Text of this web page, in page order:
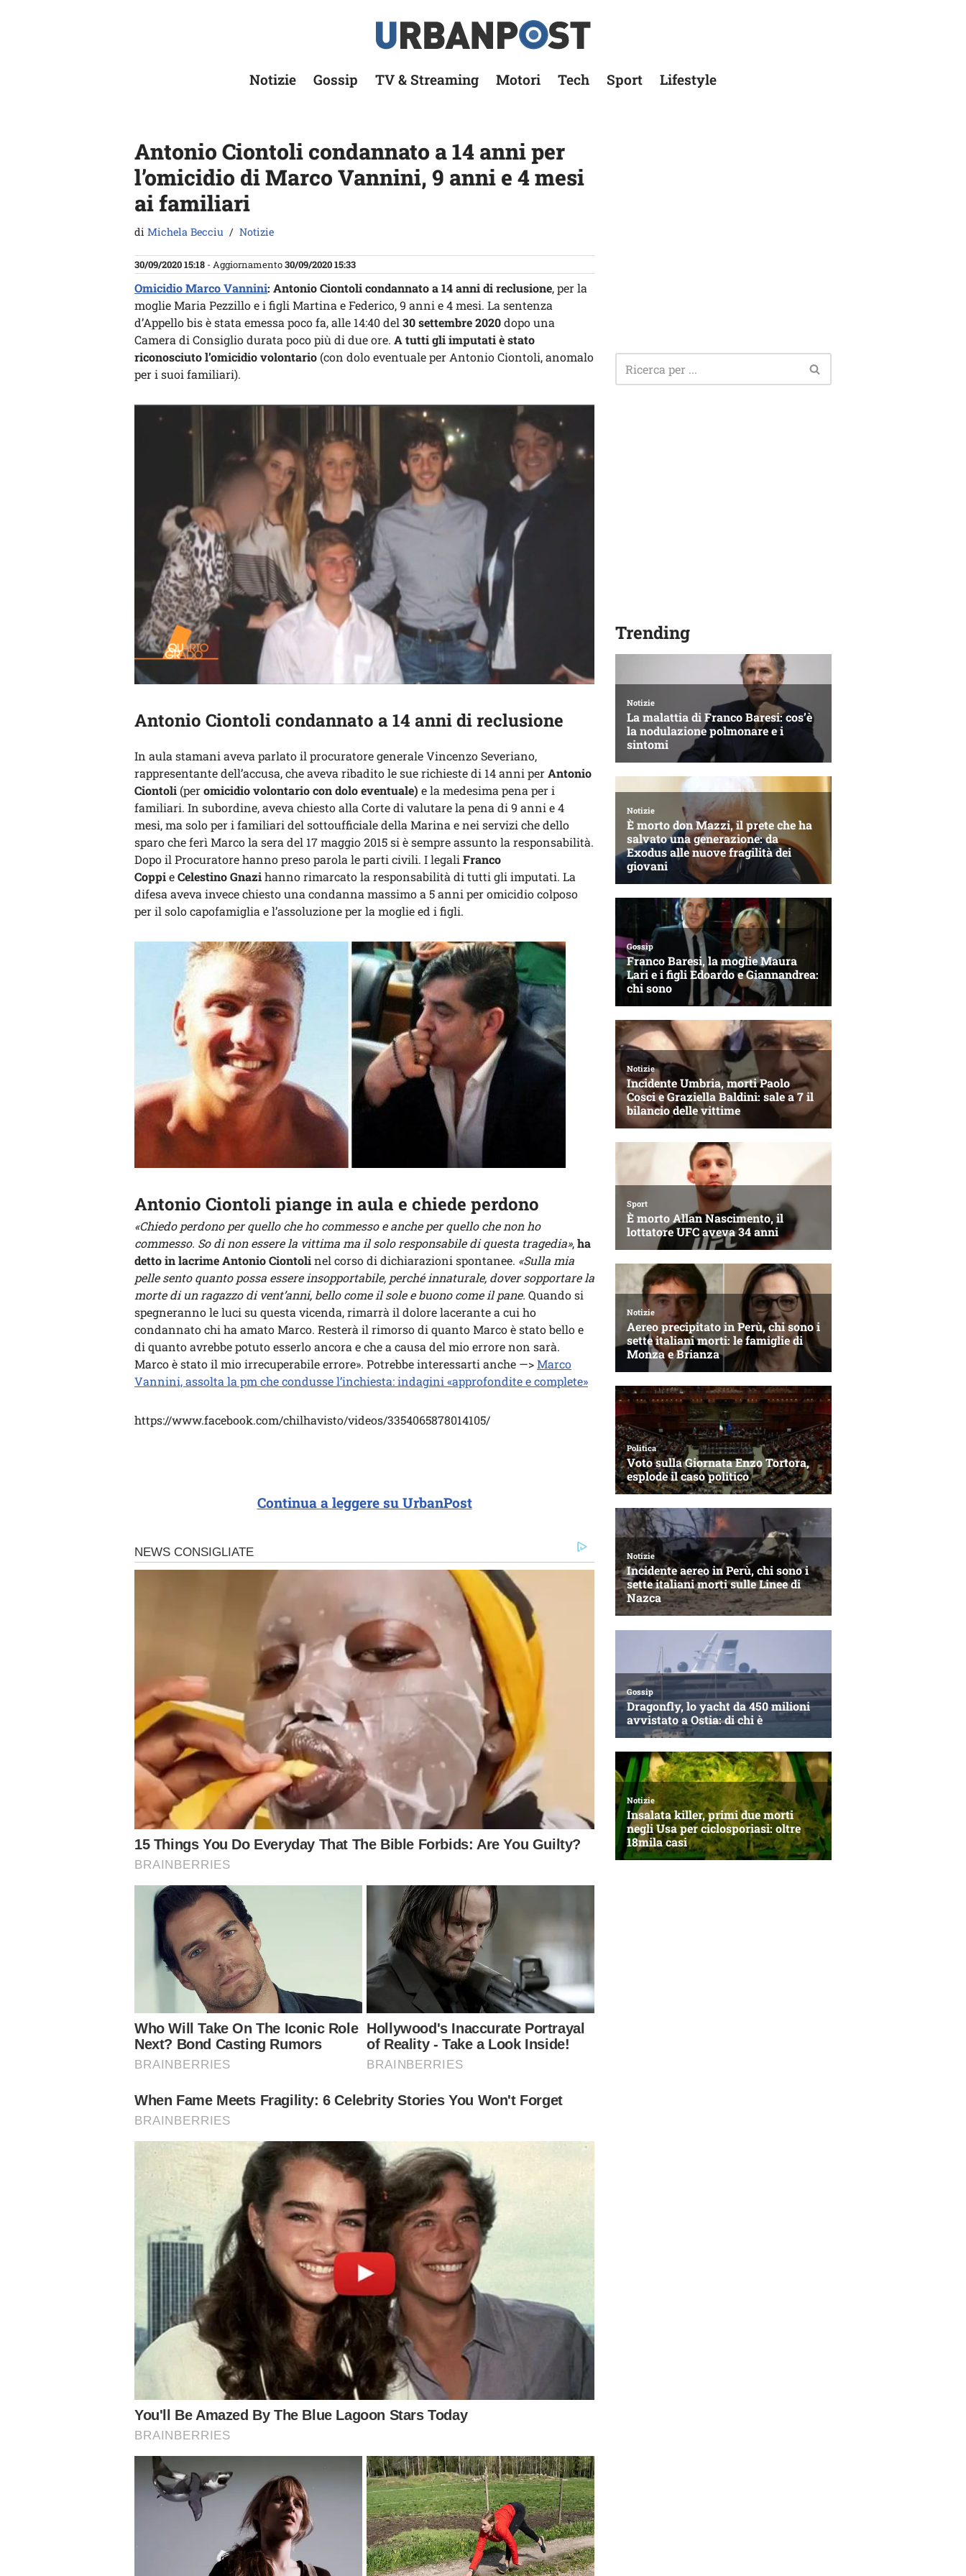
Notizie Gossip TV & Streaming Motori Tech Sport Lifestyle
Antonio Ciontoli condannato a 14 anni per
l’omicidio di Marco Vannini, 9 anni e 4 mesi
ai familiari
di Michela Becciu Notizie
30/09/2020 15:18 - Aggiornamento30/09/2020 15:33
Omicidio Marco Vannini: Antonio Ciontoli condannato a 14 anni di reclusione, per la
moglie Maria Pezzillo e i figli Martina e Federico, 9 anni e 4 mesi. La sentenza
d’Appello bis è stata emessa poco fa, alle 14:40 del 30 settembre 2020dopo una
Camera di Consiglio durata poco più di due ore. A tutti gli imputati è stato
riconosciuto l’omicidio volontario (con dolo eventuale per Antonio Ciontoli, anomalo
per i suoi familiari).
Antonio Ciontoli condannato a 14 anni di reclusione
In aula stamani aveva parlato il procuratore generale Vincenzo Severiano,
rappresentante dell’accusa, che aveva ribadito le sue richieste di 14 anni perAntonio
Ciontoli (peromicidio volontario con dolo eventuale) e la medesima pena per i
familiari. In subordine, aveva chiesto alla Corte di valutare la pena di 9 anni e 4
mesi, ma solo per i familiari del sottoufficiale della Marina e nei servizi che dello
sparo che ferì Marco la sera del 17 maggio 2015 si è sempre assunto la responsabilità.
Dopo il Procuratore hanno preso parola le parti civili. I legaliFranco
CoppieCelestino Gnazihanno rimarcato la responsabilità di tutti gli imputati. La
difesa aveva invece chiesto una condanna massimo a 5 anni per omicidio colposo
per il solo capofamiglia e l’assoluzione per la moglie ed i figli.
Antonio Ciontoli piange in aula e chiede perdono
«Chiedo perdono per quello che ho commesso e anche per quello che non ho
commesso. So di non essere la vittima ma il solo responsabile di questa tragedia»,ha
detto in lacrime Antonio Ciontolinel corso di dichiarazioni spontanee. «Sulla mia
pelle sento quanto possa essere insopportabile, perché innaturale, dover sopportare la
morte di un ragazzo di vent’anni, bello come il sole e buono come il pane. Quando si
spegneranno le luci su questa vicenda, rimarrà il dolore lacerante a cui ho
condannato chi ha amato Marco. Resterà il rimorso di quanto Marco è stato bello e
di quanto avrebbe potuto esserlo ancora e che a causa del mio errore non sarà.
Marco è stato il mio irrecuperabile errore». Potrebbe interessarti anche —>Marco
Vannini, assolta la pm che condusse l’inchiesta: indagini «approfondite e complete»
https://www.facebook.com/chilhavisto/videos/3354065878014105/
Continua a leggere su UrbanPost
Trending